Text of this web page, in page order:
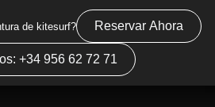
de kitesurf? Reservar Ahora
+34 956 62 72 71